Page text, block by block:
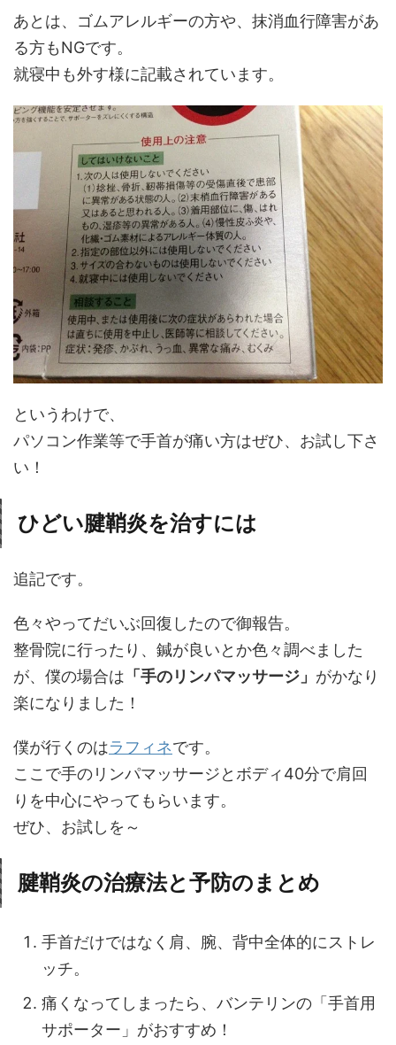
あとは、ゴムアレルギーの方や、抹消血行障害があ
る方もNGです。
就寝中も外す様に記載されています。
というわけで、
パソコン作業等で手首が痛い方はぜひ、お試し下さ
い！
ひどい腱鞘炎を治すには
追記です。
色々やってだいぶ回復したので御報告。
整骨院に行ったり、鍼が良いとか色々調べました
が、僕の場合は 「手のリンパマッサージ」 がかなり
楽になりました！
僕が行くのはラフィネです。
ここで手のリンパマッサージとボディ40分で肩回
りを中心にやってもらいます。
ぜひ、お試しを～
腱鞘炎の治療法と予防のまとめ
手首だけではなく肩、腕、背中全体的にストレ
ッチ。
痛くなってしまったら、バンテリンの「手首用
サポーター」がおすすめ！